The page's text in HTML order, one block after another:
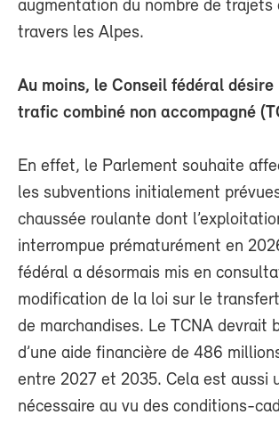
augmentation du nombre de trajets
travers les Alpes.
Au moins, le Conseil fédéral désire
trafic combiné non accompagné
En effet, le Parlement souhaite
les subventions initialement
chaussée roulante dont
interrompue prématurément en
fédéral a désormais mis en
modification de la loi sur le
de marchandises. Le TCNA devrait
d’une aide financière de 486
entre 2027 et 2035. Cela est aussi
nécessaire au vu des conditions-